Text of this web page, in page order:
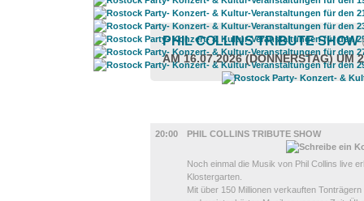
PHIL COLLINS TRIBUTE SHOW
AM 16.07.2026 (DONNERSTAG) UM
20:00
PHIL COLLINS TRIBUTE SHOW
Noch einmal die Musik von Phil Collins live
Klostergarten.
Mit über 150 Millionen verkauften